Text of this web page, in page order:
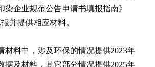
染企业规范公告申请书填报指南》
并提供相应材料。
材料中，涉及环保的情况提供2023年
据及材料，其它部分情况提供2025年